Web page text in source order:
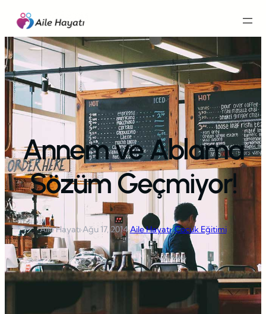
İçeriğe
geç
Annem ve Ablama
Sözüm Geçmiyor!
Aile Hayatı·Ağu 17, 2014·Aile Hayatı, Çocuk Eğitimi